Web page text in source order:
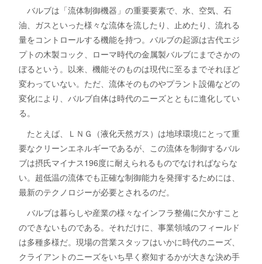
バルブは「流体制御機器」の重要要素で、水、空気、石
油、ガスといった様々な流体を流したり、止めたり、流れる
量をコントロールする機能を持つ。バルブの起源は古代エジ
プトの木製コック、ローマ時代の金属製バルブにまでさかの
ぼるという。以来、機能そのものは現代に至るまでそれほど
変わっていない。ただ、流体そのものやプラント設備などの
変化により、バルブ自体は時代のニーズとともに進化してい
る。
たとえば、ＬＮＧ（液化天然ガス）は地球環境にとって重
要なクリーンエネルギーであるが、この流体を制御するバル
ブは摂氏マイナス196度に耐えられるものでなければならな
い。超低温の流体でも正確な制御能力を発揮するためには、
最新のテクノロジーが必要とされるのだ。
バルブは暮らしや産業の様々なインフラ整備に欠かすこと
のできないものである。それだけに、事業領域のフィールド
は多種多様だ。現場の営業スタッフはいかに時代のニーズ、
クライアントのニーズをいち早く察知するかが大きな決め手